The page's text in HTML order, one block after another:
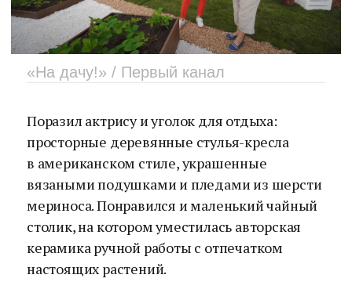
«На дачу!» / Первый канал
Поразил актрису и уголок для отдыха:
просторные деревянные стулья-кресла
в американском стиле, украшенные
вязаными подушками и пледами из шерсти
мериноса. Понравился и маленький чайный
столик, на котором уместилась авторская
керамика ручной работы с отпечатком
настоящих растений.